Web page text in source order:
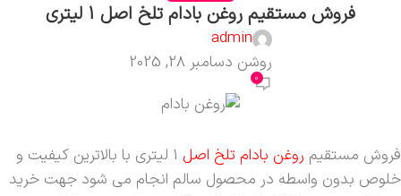
فروش مستقیم روغن بادام تلخ اصل 1 لیتری
admin
روشن دسامبر 28, 2025
0
فروش مستقیم روغن بادام تلخ اصل
1 لیتری با بالاترین کیفیت و
خلوص بدون واسطه در محصول سالم انجام می شود جهت خرید